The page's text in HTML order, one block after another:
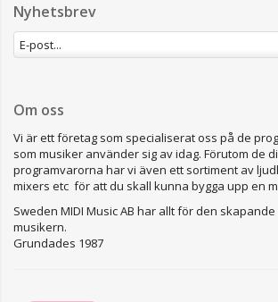
Nyhetsbrev
Om oss
Vi är ett företag som specialiserat oss på de
som musiker använder sig av idag. Förutom de
programvarorna har vi även ett sortiment av
mixers etc för att du skall kunna bygga upp en
Sweden MIDI Music AB har allt för den
musikern.
Grundades 1987